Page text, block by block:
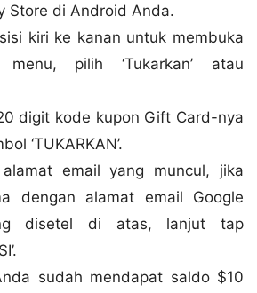
Store di Android Anda.
kiri ke kanan untuk membuka
pilih ‘Tukarkan’ atau
digit kode kupon Gift Card-nya
‘TUKARKAN’.
alamat email yang muncul, jika
dengan alamat email Google
disetel di atas, lanjut tap
sudah mendapat saldo $10